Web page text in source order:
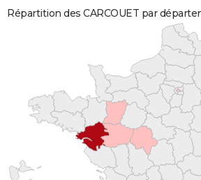
Répartition des CARCOUET par